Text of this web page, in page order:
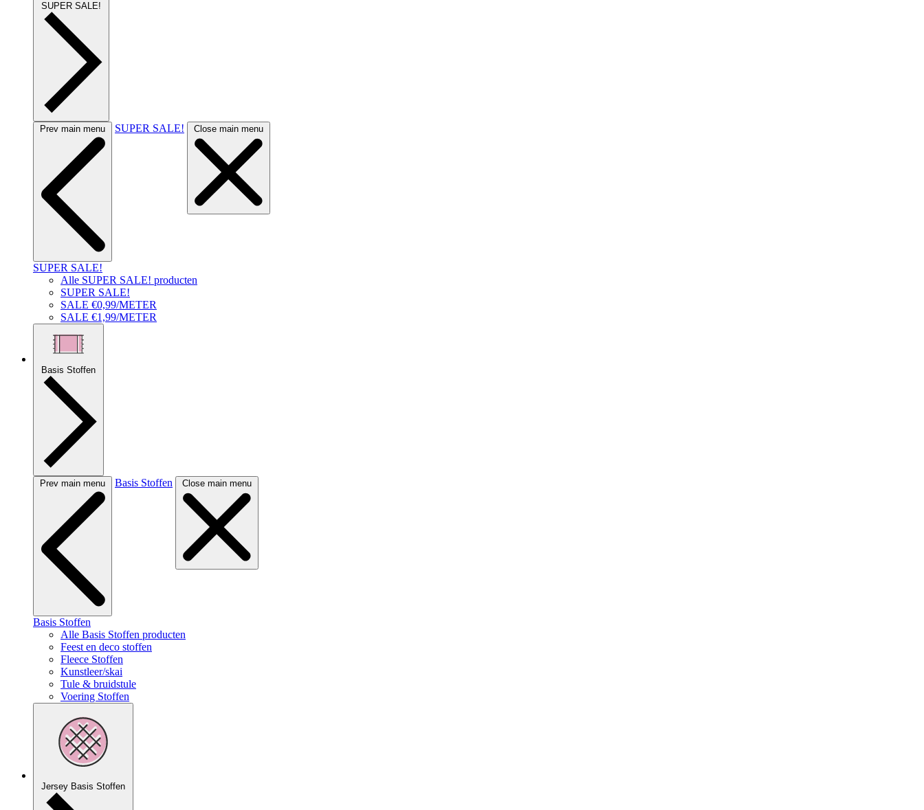
SUPER SALE!
Prev main menu SUPER SALE! Close main menu
SUPER SALE!
Alle SUPER SALE! producten
SUPER SALE!
SALE €0,99/METER
SALE €1,99/METER
Basis Stoffen
Prev main menu Basis Stoffen Close main menu
Basis Stoffen
Alle Basis Stoffen producten
Feest en deco stoffen
Fleece Stoffen
Kunstleer/skai
Tule & bruidstule
Voering Stoffen
Jersey Basis Stoffen